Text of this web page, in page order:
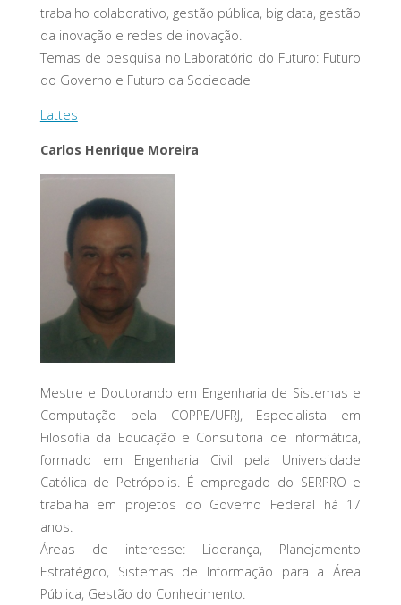
trabalho colaborativo, gestão pública, big data, gestão
da inovação e redes de inovação.
Temas de pesquisa no Laboratório do Futuro: Futuro
do Governo e Futuro da Sociedade
Lattes
Carlos Henrique Moreira
Mestre e Doutorando em Engenharia de Sistemas e
Computação pela COPPE/UFRJ, Especialista em
Filosofia da Educação e Consultoria de Informática,
formado em Engenharia Civil pela Universidade
Católica de Petrópolis. É empregado do SERPRO e
trabalha em projetos do Governo Federal há 17
anos.
Áreas de interesse: Liderança, Planejamento
Estratégico, Sistemas de Informação para a Área
Pública, Gestão do Conhecimento.